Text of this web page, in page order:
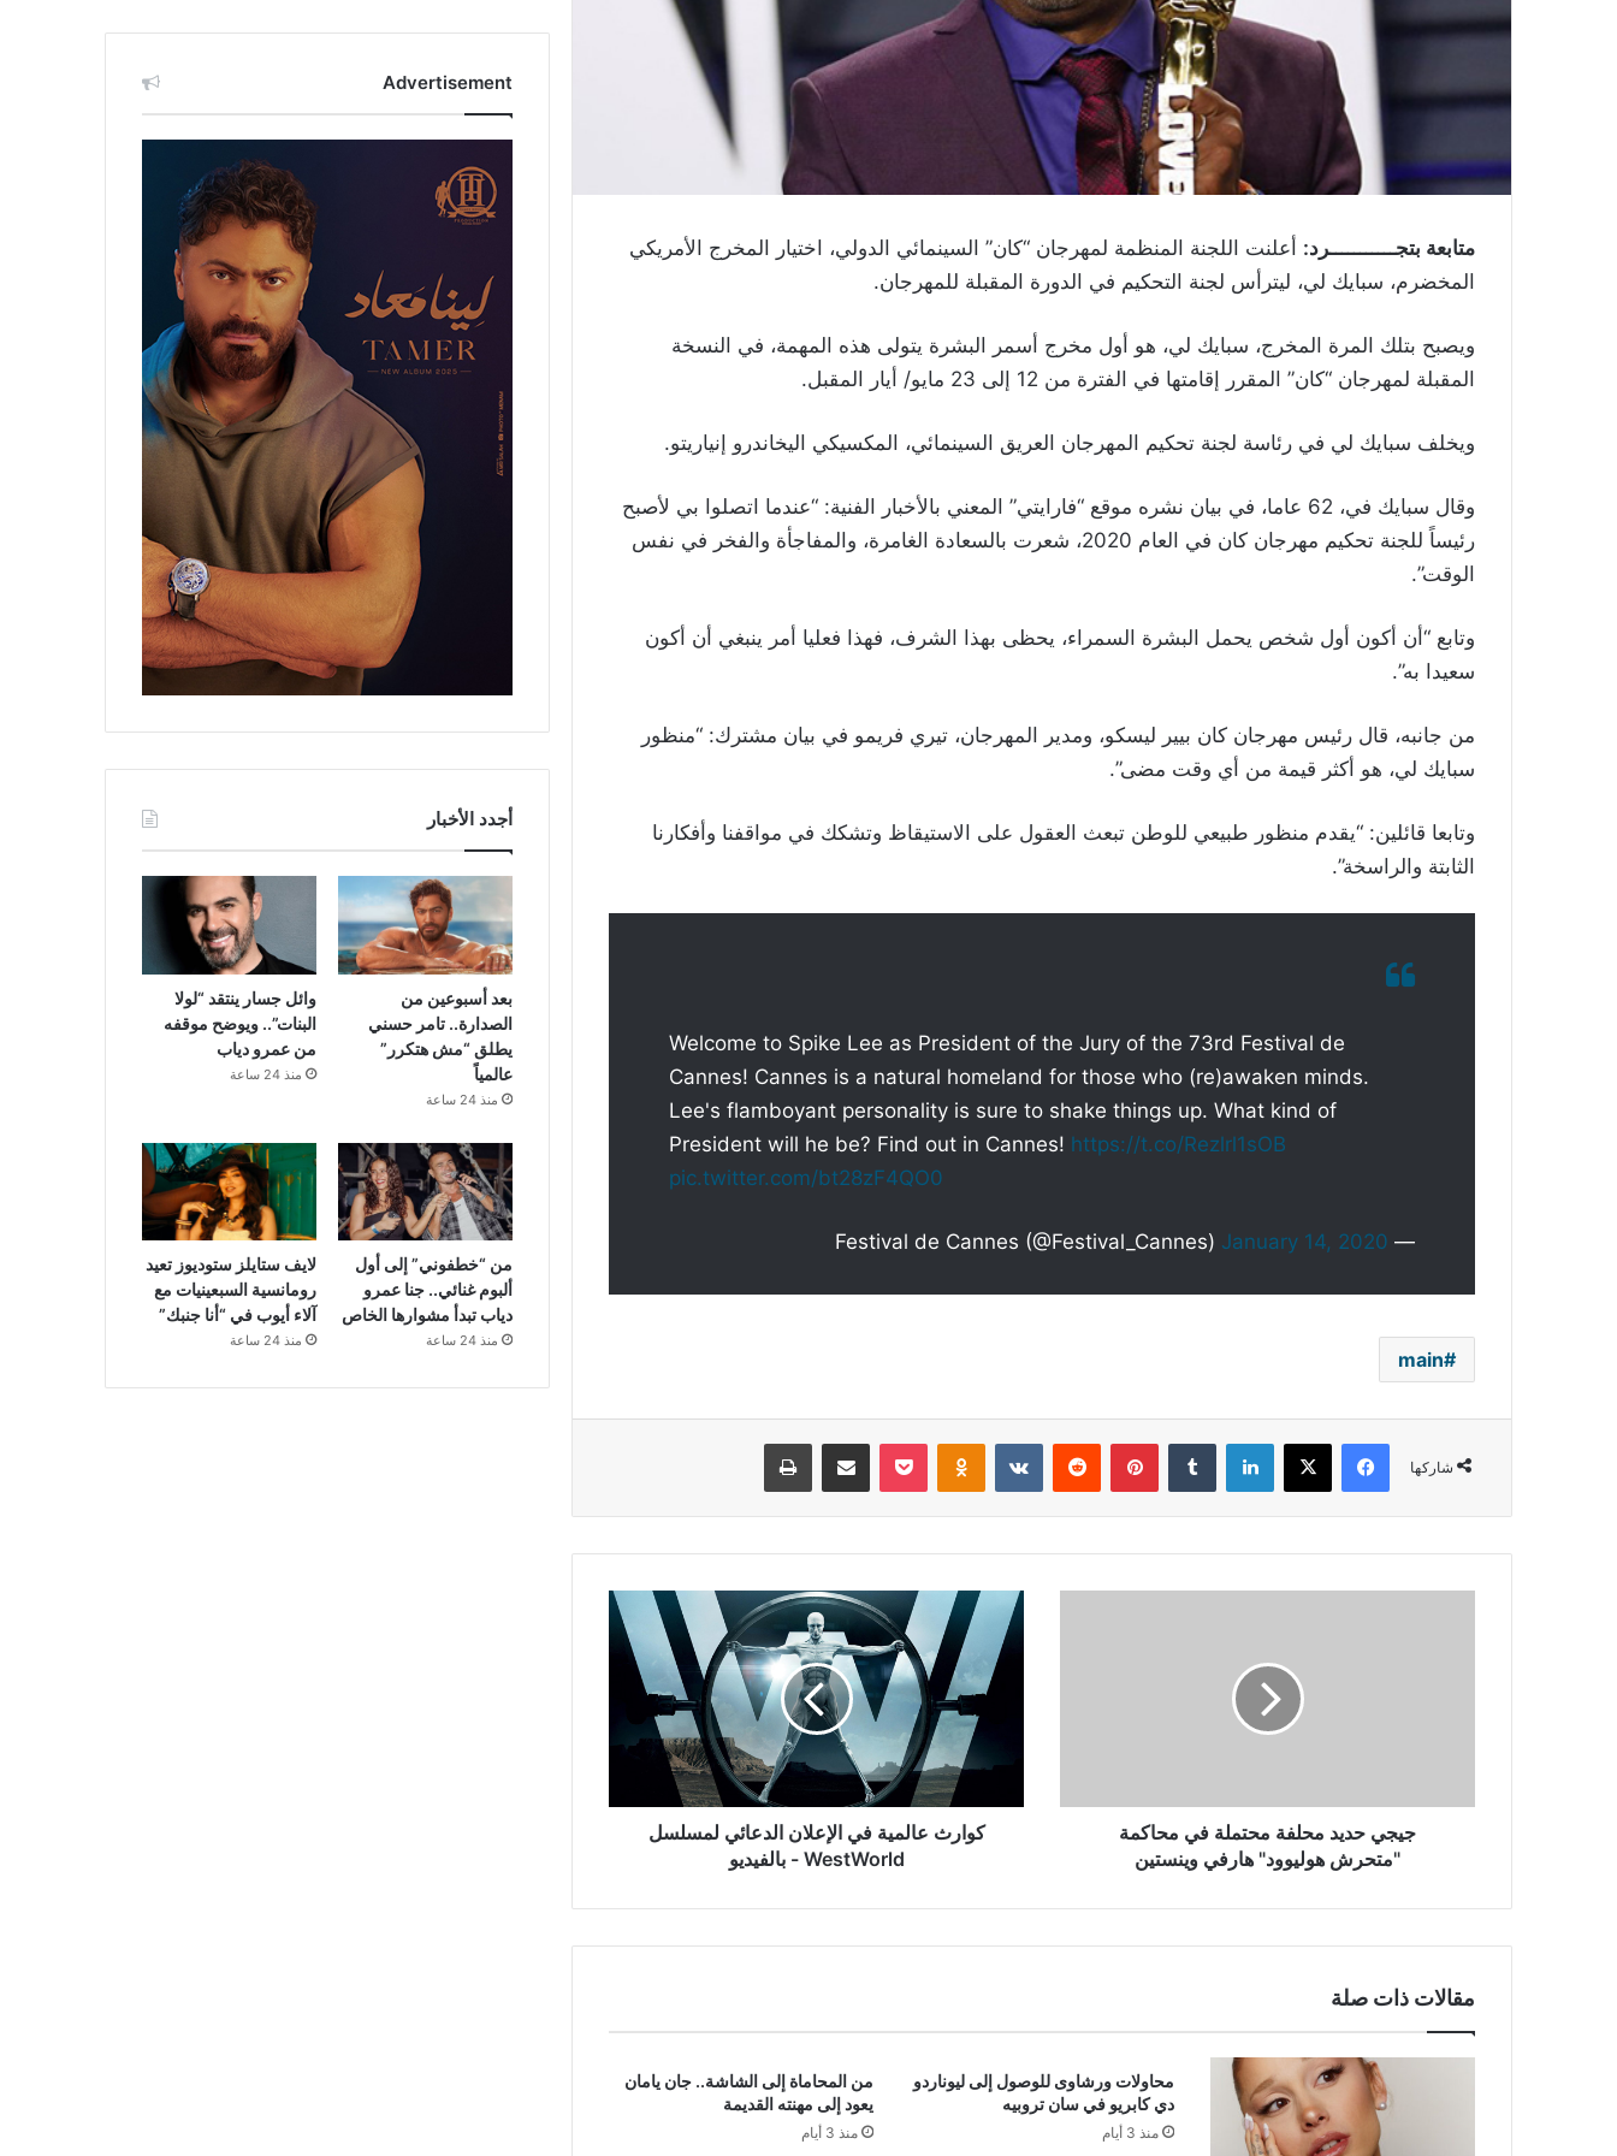
متابعة بتجـــــــــــرد: أعلنت اللجنة المنظمة لمهرجان “كان” السينمائي الدولي، اختيار المخرج الأمريكي
المخضرم، سبايك لي، ليترأس لجنة التحكيم في الدورة المقبلة للمهرجان.
ويصبح بتلك المرة المخرج، سبايك لي، هو أول مخرج أسمر البشرة يتولى هذه المهمة، في النسخة
المقبلة لمهرجان “كان” المقرر إقامتها في الفترة من 12 إلى 23 مايو/ أيار المقبل.
ويخلف سبايك لي في رئاسة لجنة تحكيم المهرجان العريق السينمائي، المكسيكي اليخاندرو إنياريتو.
وقال سبايك في، 62 عاما، في بيان نشره موقع “فارايتي” المعني بالأخبار الفنية: “عندما اتصلوا بي لأصبح
رئيساً للجنة تحكيم مهرجان كان في العام 2020، شعرت بالسعادة الغامرة، والمفاجأة والفخر في نفس
الوقت”.
وتابع “أن أكون أول شخص يحمل البشرة السمراء، يحظى بهذا الشرف، فهذا فعليا أمر ينبغي أن أكون
سعيدا به”.
من جانبه، قال رئيس مهرجان كان بيير ليسكو، ومدير المهرجان، تيري فريمو في بيان مشترك: “منظور
سبايك لي، هو أكثر قيمة من أي وقت مضى”.
وتابعا قائلين: “يقدم منظور طبيعي للوطن تبعث العقول على الاستيقاظ وتشكك في مواقفنا وأفكارنا
الثابتة والراسخة”.
Welcome to Spike Lee as President of the Jury of the 73rd Festival de
Cannes! Cannes is a natural homeland for those who (re)awaken minds.
Lee's flamboyant personality is sure to shake things up. What kind of
President will he be? Find out in Cannes! https://t.co/Rezlrl1sOB
pic.twitter.com/bt28zF4QO0
— Festival de Cannes (@Festival_Cannes)
January 14, 2020
main
شاركها
فيسبوك ‫X لينكدإن بينتيريست Odnoklassniki
‫Pocket مشاركة عبر البريد طباعة
هارفي
جيجي حديد محلفة محتملة في محاكمة
"متحرش هوليوود" هارفي وينستين
كوارث
عالمية
الإعلان
الدعائي
لمسلسل
WestWorld
بالفيديو
كوارث عالمية في الإعلان الدعائي لمسلسل
WestWorld - بالفيديو
مقالات ذات صلة
محاولات ورشاوى للوصول إلى ليوناردو
دي كابريو في سان تروبيه
منذ 3 أيام
من المحاماة إلى الشاشة.. جان يامان
يعود إلى مهنته القديمة
منذ 3 أيام
Advertisement
أجدد الأخبار
بعد أسبوعين من
الصدارة.. تامر حسني
يطلق “مش هتكرر”
عالمياً
منذ 24 ساعة
وائل جسار ينتقد “لولا
البنات”.. ويوضح موقفه
من عمرو دياب
منذ 24 ساعة
من “خطفوني” إلى أول
ألبوم غنائي.. جنا عمرو
دياب تبدأ مشوارها الخاص
منذ 24 ساعة
لايف ستايلز ستوديوز تعيد
رومانسية السبعينيات مع
آلاء أيوب في “أنا جنبك”
منذ 24 ساعة